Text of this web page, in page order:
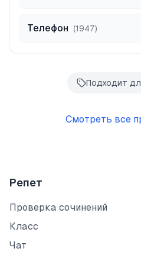
Телефон (1947)
Подходит
Смотреть все
Репет
Проверка сочинений
Класс
Чат